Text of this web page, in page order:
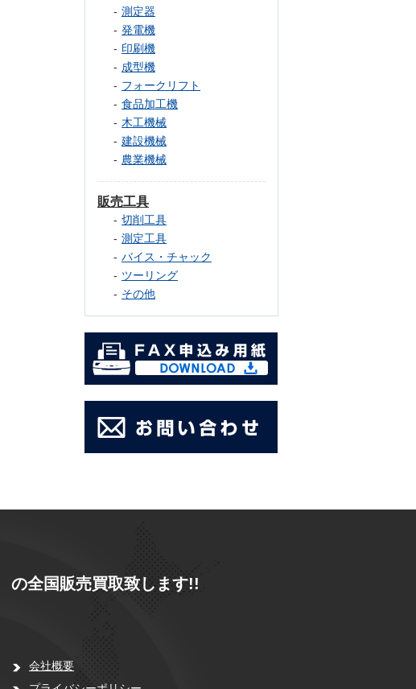
測定器
発電機
印刷機
成型機
フォークリフト
食品加工機
木工機械
建設機械
農業機械
販売工具
切削工具
測定工具
バイス・チャック
ツーリング
その他
の全国販売買取致します!!
会社概要